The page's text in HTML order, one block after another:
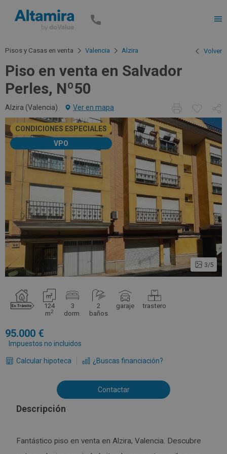
Pisos y Casas en venta Valencia Alzira Volver
Piso en venta en Salvador
Perles, Nº50
Alzira (Valencia) Ver en mapa
CONDICIONES ESPECIALES
VPO
3/5
124
m2
3
dorm.
2
baños
garaje trastero
95.000
Impuestos no incluidos
Calcular hipoteca ¿Buscas financiación?
Contactar
Descripción
Fantástico piso en venta en Alzira, Valencia. Descubre